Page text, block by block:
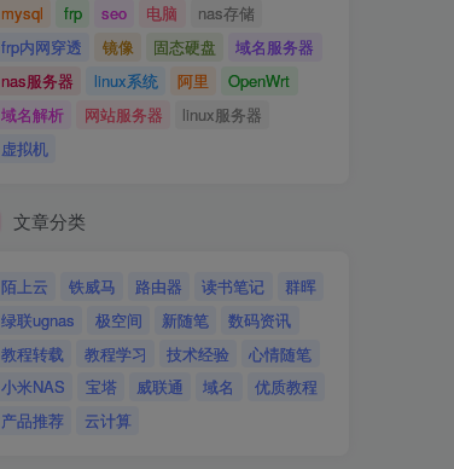
mysql
frp seo 电脑
nas存储
frp内网穿透
镜像 固态硬盘
域名服务器
nas服务器
linux系统 阿里
OpenWrt
域名解析
网站服务器
linux服务器
虚拟机
文章分类
陌上云 铁威马 路由器 读书笔记
群晖
绿联ugnas
极空间 新随笔
数码资讯
教程转载
教程学习 技术经验
心情随笔
小米NAS
宝塔 威联通 域名
优质教程
产品推荐
云计算